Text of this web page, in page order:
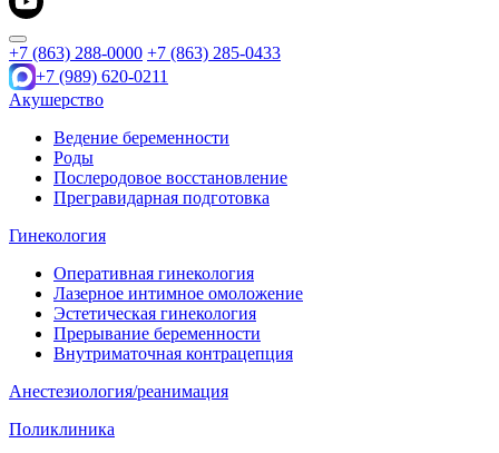
+7 (863) 288-0000 +7 (863) 285-0433
+7 (989) 620-0211
Акушерство
Ведение беременности
Роды
Послеродовое восстановление
Прегравидарная подготовка
Гинекология
Оперативная гинекология
Лазерное интимное омоложение
Эстетическая гинекология
Прерывание беременности
Внутриматочная контрацепция
Анестезиология/реанимация
Поликлиника